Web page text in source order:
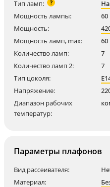
Тип ламп: ?
Мощность лампы:
60
Мощность:
Мощность ламп, max:
60
Количество ламп:
7
Количество ламп 2:
7
Тип цоколя:
Напряжение:
Диапазон рабочих
температур:
Параметры плафонов
Вид рассеивателя:
Материал: